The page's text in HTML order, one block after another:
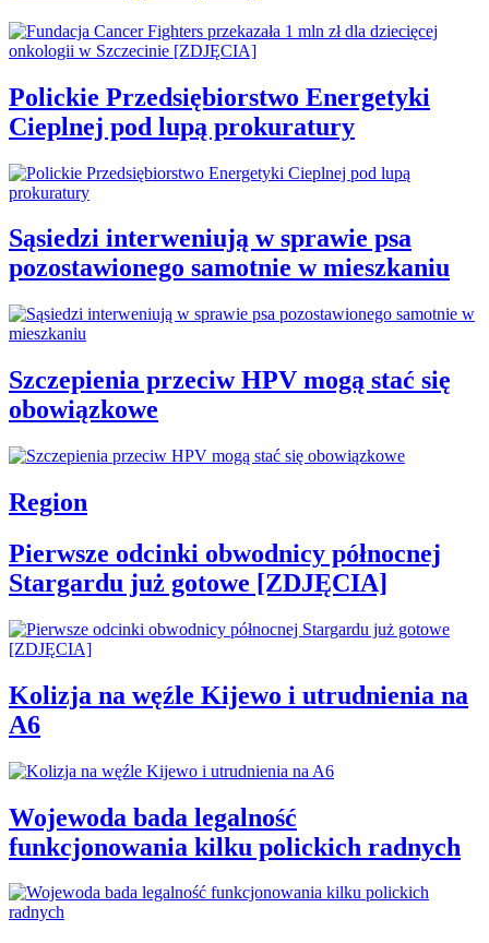
Polickie Przedsiębiorstwo Energetyki
Cieplnej pod lupą prokuratury
Sąsiedzi interweniują w sprawie psa
pozostawionego samotnie w mieszkaniu
Szczepienia przeciw HPV mogą stać się
obowiązkowe
Region
Pierwsze odcinki obwodnicy północnej
Stargardu już gotowe [ZDJĘCIA]
Kolizja na węźle Kijewo i utrudnienia na
A6
Wojewoda bada legalność
funkcjonowania kilku polickich radnych